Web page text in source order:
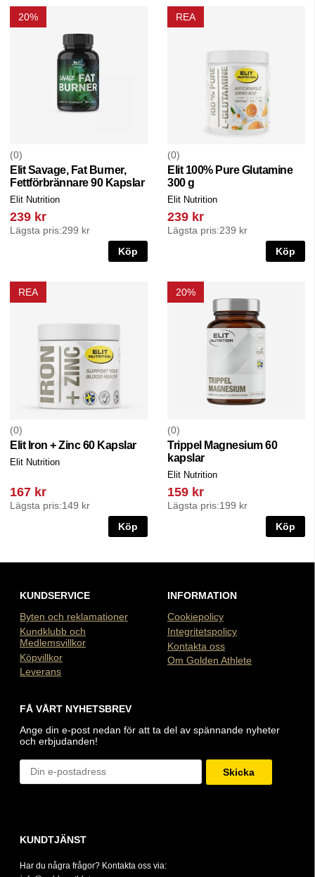
20%
0
Elit Savage, Fat Burner,
Fettförbrännare 90 Kapslar
Elit Nutrition
239 kr
Lägsta pris:299 kr
Köp
REA
0
Elit 100% Pure Glutamine
300 g
Elit Nutrition
239 kr
Lägsta pris:239 kr
Köp
REA
0
Elit Iron + Zinc 60 Kapslar
Elit Nutrition
167 kr
Lägsta pris:149 kr
Köp
20%
0
Trippel Magnesium 60
kapslar
Elit Nutrition
159 kr
Lägsta pris:199 kr
Köp
KUNDSERVICE
Byten och reklamationer
Kundklubb och
Medlemsvillkor
Köpvillkor
Leverans
INFORMATION
Cookiepolicy
Integritetspolicy
Kontakta oss
Om Golden Athlete
FÅ VÅRT NYHETSBREV
Ange din e-post nedan för att ta del av spännande nyheter
och erbjudanden!
Skicka
KUNDTJÄNST
Har du några frågor? Kontakta oss via: